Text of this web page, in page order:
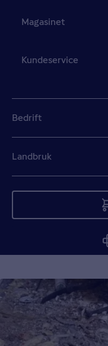
Magasinet
Kundeservice
Bedrift
Landbruk